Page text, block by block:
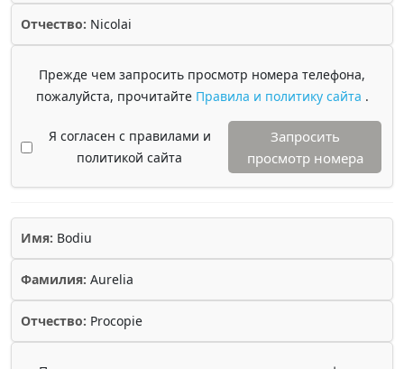
Отчество: Nicolai
Прежде чем запросить просмотр номера телефона,
пожалуйста, прочитайте Правила и политику сайта .
Я согласен с правилами и
политикой сайта
Запросить
просмотр номера
Имя: Bodiu
Фамилия: Aurelia
Отчество: Procopie